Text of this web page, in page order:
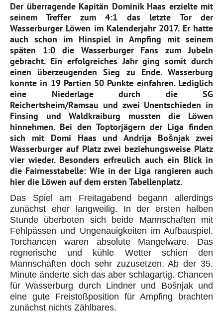
Der überragende Kapitän Dominik Haas erzielte mit
seinem Treffer zum 4:1 das letzte Tor der
Wasserburger Löwen im Kalenderjahr 2017. Er hatte
auch schon im Hinspiel in Ampfing mit seinem
späten 1:0 die Wasserburger Fans zum Jubeln
gebracht. Ein erfolgreiches Jahr ging somit durch
einen überzeugenden Sieg zu Ende. Wasserburg
konnte in 19 Partien 50 Punkte einfahren. Lediglich
eine Niederlage durch die SG
Reichertsheim/Ramsau und zwei Unentschieden in
Finsing und Waldkraiburg mussten die Löwen
hinnehmen. Bei den Toptorjägern der Liga finden
sich mit Domi Haas und Andrija Bošnjak zwei
Wasserburger auf Platz zwei beziehungsweise Platz
vier wieder. Besonders erfreulich auch ein Blick in
die Fairnesstabelle: Wie in der Liga rangieren auch
hier die Löwen auf dem ersten Tabellenplatz.
Das Spiel am Freitagabend begann allerdings
zunächst eher langweilig. In der ersten halben
Stunde überboten sich beide Mannschaften mit
Fehlpässen und Ungenauigkeiten im Aufbauspiel.
Torchancen waren absolute Mangelware. Das
regnerische und kühle Wetter schien den
Mannschaften doch sehr zuzusetzen. Ab der 35.
Minute änderte sich das aber schlagartig. Chancen
für Wasserburg durch Lindner und Bošnjak und
eine gute Freistoßposition für Ampfing brachten
zunächst nichts Zählbares.